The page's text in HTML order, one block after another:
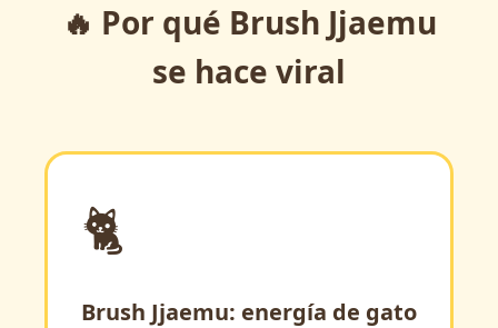
🔥 Por qué Brush Jjaemu
se hace viral
🐈
Brush Jjaemu: energía de gato